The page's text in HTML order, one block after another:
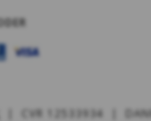
| CVR 12533934 |